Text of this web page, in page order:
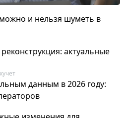
и нельзя шуметь в
актуальные
данным в 2026 году: